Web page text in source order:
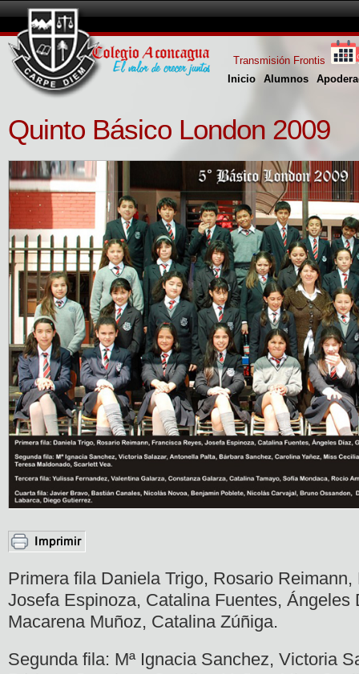
Inicio Alumnos
Transmisión Frontis
Quinto Básico London 2009
Primera fila Daniela Trigo, Rosario
Josefa Espinoza, Catalina Fuentes, Ángeles
Macarena Muñoz, Catalina Zúñiga.
Segunda fila: Mª Ignacia Sanchez, Victoria